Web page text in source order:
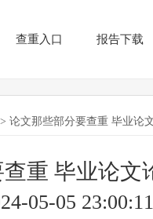
查重入口 报告下载
> 论文那些部分要查重 毕业论
重 毕业论文
05-05 23:00:11